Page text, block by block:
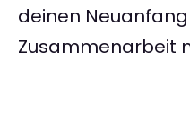
deinen
Zusammenarbeit